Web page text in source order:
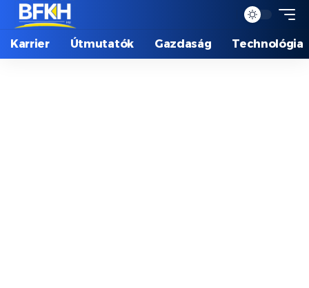
Karrier Útmutatók Gazdaság Technológia